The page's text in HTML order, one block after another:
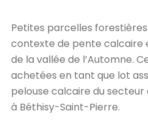
Petites parcelles
contexte de pente calcaire
de la vallée de l’Automne.
achetées en tant que lot
pelouse calcaire du secteur
à Béthisy-Saint-Pierre.